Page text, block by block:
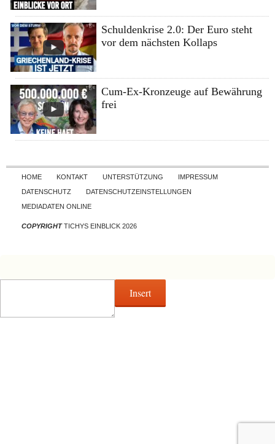
Schuldenkrise 2.0: Der Euro steht
vor dem nächsten Kollaps
Cum-Ex-Kronzeuge auf Bewährung
frei
Skip to content
HOME KONTAKT UNTERSTÜTZUNG
IMPRESSUM
DATENSCHUTZ
DATENSCHUTZEINSTELLUNGEN
MEDIADATEN ONLINE
COPYRIGHTTICHYS EINBLICK 2026
Insert